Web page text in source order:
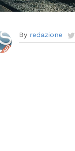
By redazione